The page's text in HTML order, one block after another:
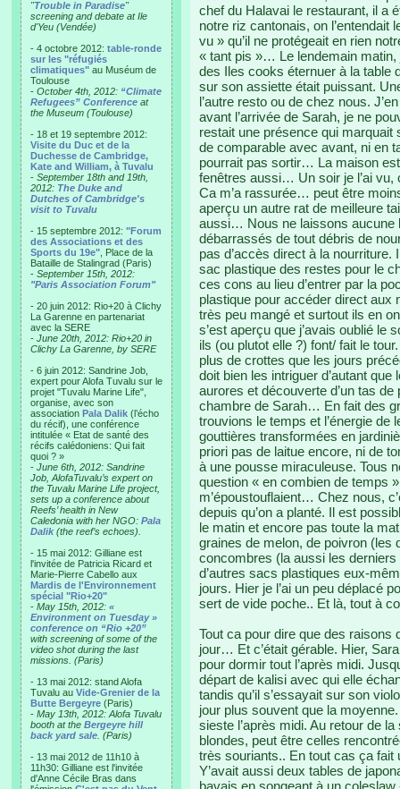
"Trouble in Paradise"
screening and debate at Ile
d'Yeu (Vendée)
- 4 octobre 2012: table-ronde
sur les "réfugiés
climatiques" au Muséum de
Toulouse
- October 4th, 2012: “Climate
Refugees” Conference at
the Museum (Toulouse)
- 18 et 19 septembre 2012:
Visite du Duc et de la
Duchesse de Cambridge,
Kate and William, à Tuvalu
- September 18th and 19th,
2012: The Duke and
Dutches of Cambridge's
visit to Tuvalu
- 15 septembre 2012: "Forum
des Associations et des
Sports du 19e" , Place de la
Bataille de Stalingrad (Paris)
- September 15th, 2012:
"Paris Association Forum"
- 20 juin 2012: Rio+20 à Clichy
La Garenne en partenariat
avec la SERE
- June 20th, 2012: Rio+20 in
Clichy La Garenne, by SERE
- 6 juin 2012: Sandrine Job,
expert pour Alofa Tuvalu sur le
projet "Tuvalu Marine Life",
organise, avec son
association Pala Dalik (l’écho
du récif), une conférence
intitulée « Etat de santé des
récifs calédoniens: Qui fait
quoi ? »
- June 6th, 2012: Sandrine
Job, AlofaTuvalu’s expert on
the Tuvalu Marine Life project,
sets up a conference about
Reefs’ health in New
Caledonia with her NGO: Pala
Dalik (the reef’s echoes).
- 15 mai 2012: Gilliane est
l'invitée de Patricia Ricard et
Marie-Pierre Cabello aux
Mardis de l'Environnement
spécial "Rio+20"
- May 15th, 2012: «
Environment on Tuesday »
conference on “Rio +20”
with screening of some of the
video shot during the last
missions. (Paris)
- 13 mai 2012: stand Alofa
Tuvalu au Vide-Grenier de la
Butte Bergeyre (Paris)
- May 13th, 2012: Alofa Tuvalu
booth at the Bergeyre hill
back yard sale . (Paris)
- 13 mai 2012 de 11h10 à
11h30: Gilliane est l'invitée
d'Anne Cécile Bras dans
chef du Halavai le restaurant, il a
notre riz cantonais, on l’entendait
vu » qu’il ne protégeait en rien
« tant pis »… Le lendemain matin,
des Iles cooks éternuer à la table
sur son assiette était puissant.
l’autre resto ou de chez nous.
avant l’arrivée de Sarah, je ne
restait une présence qui
de comparable avec avant, ni en
pourrait pas sortir… La maison
fenêtres aussi… Un soir je l’ai vu,
Ca m’a rassurée… peut être
aperçu un autre rat de meilleure
aussi… Nous ne laissons aucune
débarrassés de tout débris de
pas d’accès direct à la nourriture.
sac plastique des restes pour le
ces cons au lieu d’entrer par la
plastique pour accéder direct aux
très peu mangé et surtout ils en
s’est aperçu que j’avais oublié
ils (ou plutot elle ?) font/ fait le
plus de crottes que les jours
doit bien les intriguer d’autant
aurores et découverte d’un tas
chambre de Sarah… En fait des
trouvions le temps et l’énergie de
gouttières transformées en
priori pas de laitue encore, ni de
à une pousse miraculeuse. Tous
question « en combien de temps
m’époustouflaient… Chez nous,
depuis qu’on a planté. Il est
le matin et encore pas toute la
graines de melon, de poivron (les
concombres (la aussi les
d’autres sacs plastiques eux-
jours. Hier je l’ai un peu déplacé
sert de vide poche.. Et là, tout à
Tout ca pour dire que des raisons
jour… Et c’était gérable. Hier,
pour dormir tout l’après midi.
départ de kalisi avec qui elle
tandis qu’il s’essayait sur son
jour plus souvent que la
sieste l’après midi. Au retour de
blondes, peut être celles
très souriants.. En tout cas ça fait
Y’avait aussi deux tables de
bavais en songeant à un